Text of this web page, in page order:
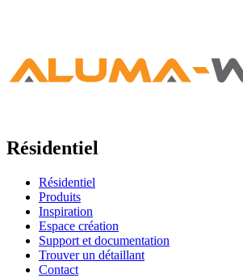
Résidentiel
Résidentiel
Produits
Inspiration
Espace création
Support et documentation
Trouver un détaillant
Contact